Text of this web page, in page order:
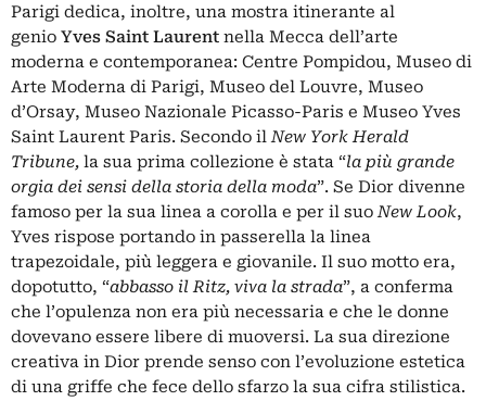
Parigi dedica, inoltre, una mostra itinerante al
genio Yves Saint Laurent nella Mecca dell’arte
moderna e contemporanea: Centre Pompidou, Museo di
Arte Moderna di Parigi, Museo del Louvre, Museo
d’Orsay, Museo Nazionale Picasso-Paris e Museo Yves
Saint Laurent Paris. Secondo ilNew York Herald
Tribune, la sua prima collezione è stata “la più grande
orgia dei sensi della storia della moda”. Se Dior divenne
famoso per la sua linea a corolla e per il suoNew Look,
Yves rispose portando in passerella la linea
trapezoidale, più leggera e giovanile. Il suo motto era,
dopotutto, “abbasso il Ritz, viva la strada”, a conferma
che l’opulenza non era più necessaria e che le donne
dovevano essere libere di muoversi. La sua direzione
creativa in Dior prende senso con l’evoluzione estetica
di una griffe che fece dello sfarzo la sua cifra stilistica.